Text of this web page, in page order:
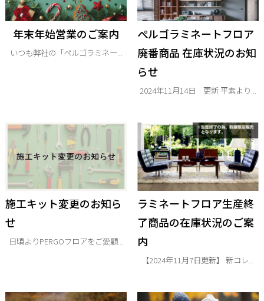
年末年始営業のご案内
いつも弊社の「ペルゴラミネー...
ぺルゴラミネートフロア
廃番商品 在庫状況のお知
らせ
2024年11月14日 更新 平素より...
施工キット変更のお知ら
せ
日頃よりPERGOフロアをご愛顧...
ラミネートフロア生産終
了商品の在庫状況のご案
内
【2024年11月7日更新】 新コレ...